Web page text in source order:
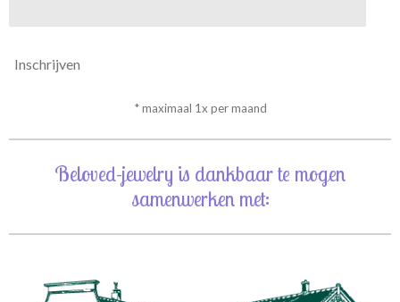
Inschrijven
* maximaal 1x per maand
Beloved-jewelry is dankbaar te mogen
samenwerken met: